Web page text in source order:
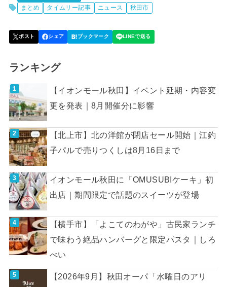
まとめ
タイムリー記事 ニュース 秋田市
ランキング
【イオンモール秋田】イベント延期・内容変
更を発表｜8月開催分に影響
【北上市】北の洋館が閉店セール開始｜江釣
子パルで売りつくしは8月16日まで
イオンモール秋田に「OMUSUBIケーキ」初
出店｜期間限定で話題のスイーツが登場
【横手市】「よこてのわがや」古民家ランチ
で味わう絶品ハンバーグと限定パスタ｜しろ
べい
【2026年9月】秋田オーパ「水曜日のアリ